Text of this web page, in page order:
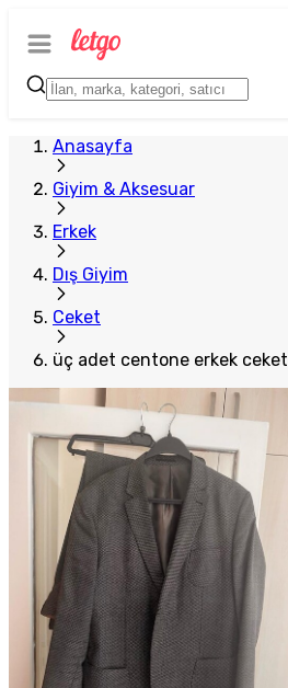
Anasayfa
Giyim & Aksesuar
Erkek
Dış Giyim
Ceket
üç adet centone erkek ceket